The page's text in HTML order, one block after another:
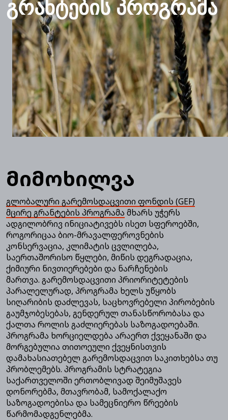
ᲒᲠᲐᲜᲢᲔᲑᲘᲡ ᲞᲠᲝᲒᲠᲐᲛᲐ
მიმოხილვა
გლობალური გარემოსდაცვითი ფონდის (GEF)
მცირე გრანტების პროგრამა მხარს უჭერს
ადგილობრივ ინიციატივებს ისეთ სფეროებში,
როგორიცაა ბიო-მრავალფეროვნების
კონსერვაცია, კლიმატის ცვლილება,
საერთაშორისო წყლები, მიწის დეგრადაცია,
ქიმიური ნივთიერებები და ნარჩენების
მართვა. გარემოსდაცვითი პრიორიტეტების
პარალელურად, პროგრამა ხელს უწყობს
სიღარიბის დაძლევას, საცხოვრებელი პირობების
გაუმჯობესებას, გენდერულ თანასწორობასა და
ქალთა როლის გაძლიერებას საზოგადოებაში.
პროგრამა ხორციელდება არაერთ ქვეყანაში და
მორგებულია თითოეული ქვეყნისთვის
დამახასიათებელ გარემოსდაცვით საკითხებსა თუ
პრობლემებს. პროგრამის სტრატეგია
საქართველოში ერთობლივად შეიმუშავეს
დონორებმა, მთავრობამ, სამოქალაქო
საზოგადოებისა და სამეცნიერო წრეების
წარმომადგენლებმა.